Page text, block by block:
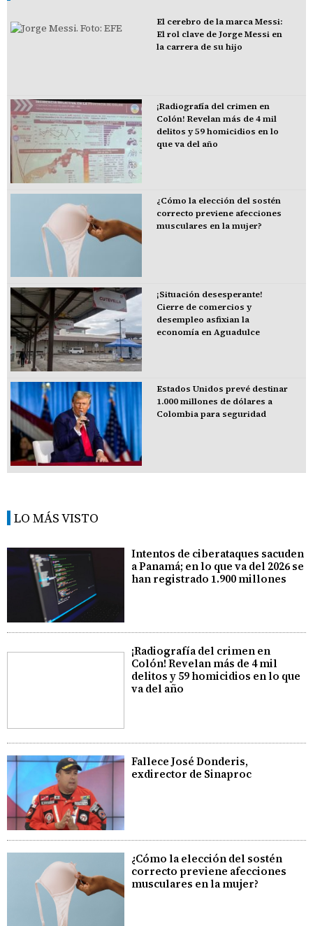
El cerebro de la marca Messi:
El rol clave de Jorge Messi en
la carrera de su hijo
¡Radiografía del crimen en
Colón! Revelan más de 4 mil
delitos y 59 homicidios en lo
que va del año
¿Cómo la elección del sostén
correcto previene afecciones
musculares en la mujer?
¡Situación desesperante!
Cierre de comercios y
desempleo asfixian la
economía en Aguadulce
Estados Unidos prevé destinar
1.000 millones de dólares a
Colombia para seguridad
LO MÁS VISTO
Intentos de ciberataques sacuden
a Panamá; en lo que va del 2026 se
han registrado 1.900 millones
¡Radiografía del crimen en
Colón! Revelan más de 4 mil
delitos y 59 homicidios en lo que
va del año
Fallece José Donderis,
exdirector de Sinaproc
¿Cómo la elección del sostén
correcto previene afecciones
musculares en la mujer?